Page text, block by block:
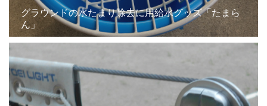
グラウンドの水たまり除去に用給水グッズ「たまら
ん」